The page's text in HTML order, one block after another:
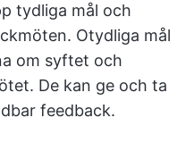
tydliga mål och
Otydliga mål
om syftet och
De kan ge och ta
feedback.